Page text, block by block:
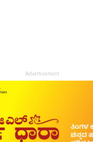
Advertisement